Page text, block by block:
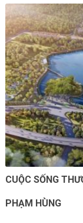
CUỘC SỐNG
PHẠM HÙNG